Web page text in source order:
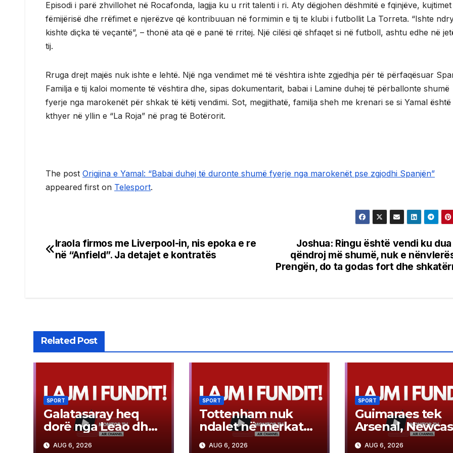
Episodi i parë zhvillohet në Rocafonda, lagjja ku u rrit talenti i ri. Aty dëgjohen dëshmitë e fqinjëve, kujtimet
fëmijërisë dhe rrëfimet e njerëzve që kontribuuan në formimin e tij te klubi i futbollit La Torreta. “Ishte
kishte diçka të veçantë”, – thonë ata që e panë të rritej. Një cilësi që shfaqet si në futboll, ashtu edhe në
tij.
Rruga drejt majës nuk ishte e lehtë. Një nga vendimet më të vështira ishte zgjedhja për të përfaqësuar
Familja e tij kaloi momente të vështira dhe, sipas dokumentarit, babai i Lamine duhej të përballonte shumë
fyerje nga marokenët për shkak të këtij vendimi. Sot, megjithatë, familja sheh me krenari se si Yamal është
kthyer në yllin e “La Roja” në prag të Botërorit.
The post Origjina e Yamal: “Babai duhej të duronte shumë fyerje nga marokenët pse zgjodhi Spanjën”
appeared first on Telesport.
Post
Joshua: Ringu është vendi ku
qëndroj më shumë, nuk e
Prengën, do ta godas fort dhe
Iraola firmos me Liverpool-in, nis epoka e re
në “Anfield”. Ja detajet e kontratës
Related Post
SPORT
Galatasaray heq
dorë nga Leao dhe
hidhet në “sulm”
AUG 6, 2026
SPORT
Tottenham nuk
ndalet në merkato,
objektivi i radhës:
AUG 6, 2026
SPORT
Guimaraes tek
Arsenal,
ka gati 100
AUG 6, 2026